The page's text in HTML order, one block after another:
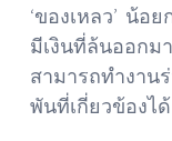
‘ของเหลว’ น้อ
มีเงินที่ล้นออกม
สามารถทำงาน
พันที่เกี่ยวข้องได้